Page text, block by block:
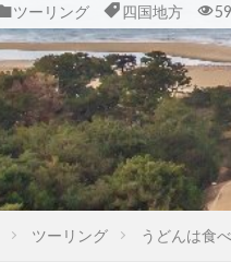
ツーリング 四国地方
ツーリング うどんは食